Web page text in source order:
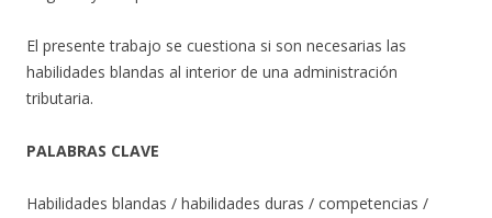
El presente trabajo se cuestiona si son necesarias las
habilidades blandas al interior de una administración
tributaria.
PALABRAS CLAVE
Habilidades blandas / habilidades duras / competencias /